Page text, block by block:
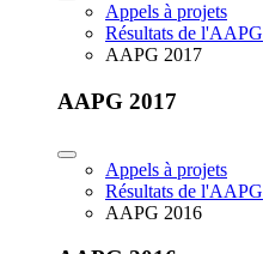
Appels à projets
Résultats de l'AAPG
AAPG 2017
AAPG 2017
Appels à projets
Résultats de l'AAPG
AAPG 2016